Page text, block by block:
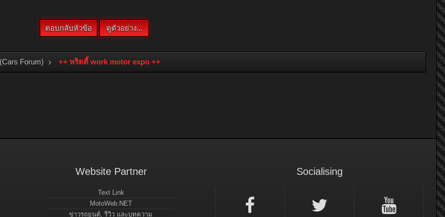
Forum) ++ พริตตี้ work motor expo ++
Website Partner
Text Link
MotoWeb.NET
ข่าวรถยนต์, รีวิว และบทความ
Socialising